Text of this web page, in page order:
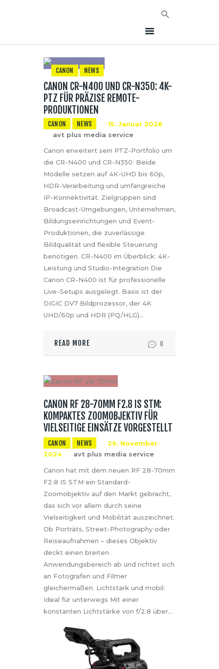
HOME
NEWS
AVT EVENTS
ÜBER AVT
KONTAKT
CANON NEWS
CANON CR-N400 UND CR-N350: 4K-
PTZ FÜR PRÄZISE REMOTE-
PRODUKTIONEN
CANON NEWS
15. Januar 2026
avt plus media service
Canon erweitert sein PTZ-Portfolio um
die CR-N400 und CR-N350. Beide
Modelle setzen auf 4K-UHD bis 60p,
HDR-Verarbeitung und umfangreiche
IP-Konnektivität. Zielgruppen sind
Broadcast-Umgebungen, Unternehmen,
Bildungseinrichtungen und Event-
Produktionen, die zuverlässige
Bildqualität und flexible Steuerung
benötigen. CR-N400 im Überblick: 4K-
Leistung und Studio-Integration Die
Canon CR-N400 ist für professionelle
Live-Setups ausgelegt. Basis ist der
DIGIC DV7 Bildprozessor, der 4K
UHD/60p und HDR (PQ/HLG)…
READ MORE 0
CANON RF 28-70MM F2.8 IS STM:
KOMPAKTES ZOOMOBJEKTIV FÜR
VIELSEITIGE EINSÄTZE VORGESTELLT
CANON NEWS
29. November
2024
avt plus media service
Canon hat mit dem neuen RF 28-70mm
F2.8 IS STM ein Standard-
Zoomobjektiv auf den Markt gebracht,
das sich vor allem durch seine
Vielseitigkeit und Mobilität auszeichnet.
Ob Porträts, Street-Photography oder
Reiseaufnahmen – dieses Objektiv
deckt einen breiten
Anwendungsbereich ab und richtet sich
an Fotografen und Filmer
gleichermaßen. Lichtstark und mobil:
Ideal für unterwegs Mit einer
konstanten Lichtstärke von f/2.8 über…